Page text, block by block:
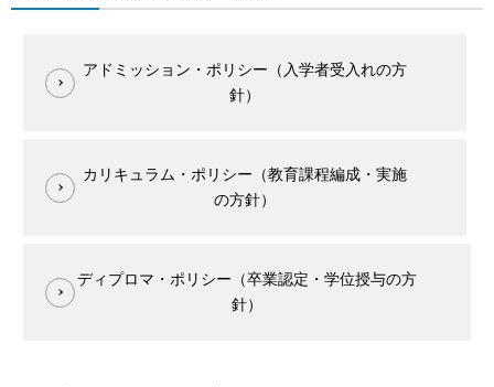
アドミッション・ポリシー（入学者受入れの方
針）
カリキュラム・ポリシー（教育課程編成・実施
の方針）
ディプロマ・ポリシー（卒業認定・学位授与の方
針）